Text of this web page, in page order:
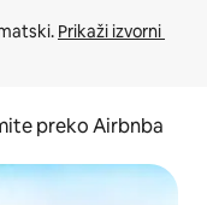
Prikaži izvorni
preko Airbnba